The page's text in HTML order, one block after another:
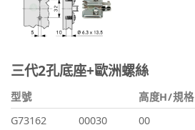
三代2孔底座+歐洲螺絲
型號 高度H/規格
G73162
00030 00